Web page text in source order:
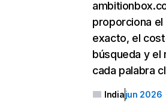
proporciona
exacto, el
búsqueda y el
cada palabra
Indiajun 2026